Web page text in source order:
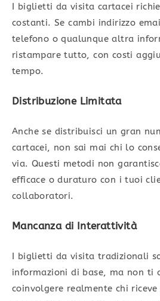
I biglietti da visita cartacei
costanti. Se cambi indirizzo
telefono o qualunque altra
ristampare tutto, con costi
tempo.
Distribuzione Limitata
Anche se distribuisci un gran
cartacei, non sai mai chi lo
via. Questi metodi non
efficace o duraturo con i tuoi
collaboratori.
Mancanza di Interattività
I biglietti da visita tradizionali
informazioni di base, ma non ti
coinvolgere realmente chi